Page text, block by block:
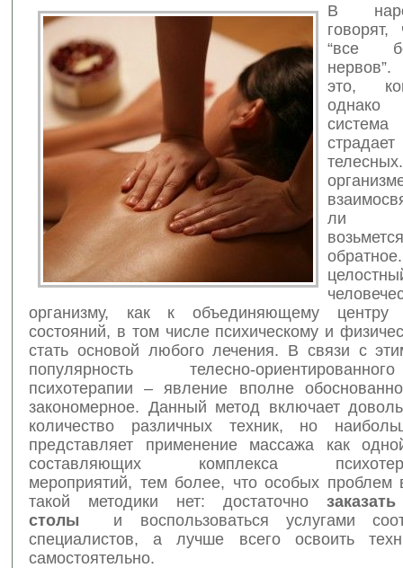
В
говорят,
“все
это,
ли
организму, как к объединяющему
состояний, в том числе психическому и
стать основой любого лечения. В связи с
популярность телесно-
психотерапии – явление вполне
закономерное. Данный метод включает
количество различных техник, но
представляет применение массажа как
составляющих комплекса
мероприятий, тем более, что особых проблем
такой методики нет: достаточно
столы
и воспользоваться услугами
специалистов, а лучше всего освоить
самостоятельно.